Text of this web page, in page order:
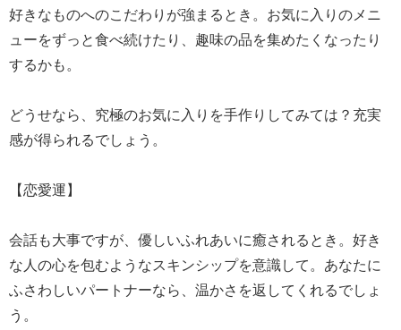
好きなものへのこだわりが強まるとき。お気に入りのメニ
ューをずっと食べ続けたり、趣味の品を集めたくなったり
するかも。
どうせなら、究極のお気に入りを手作りしてみては？充実
感が得られるでしょう。
【恋愛運】
会話も大事ですが、優しいふれあいに癒されるとき。好き
な人の心を包むようなスキンシップを意識して。あなたに
ふさわしいパートナーなら、温かさを返してくれるでしょ
う。